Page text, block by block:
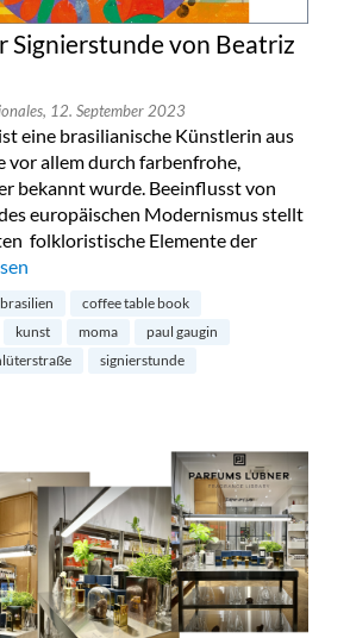
Signierstunde von Beatriz
12. September 2023
eine brasilianische Künstlerin aus
vor allem durch farbenfrohe,
bekannt wurde. Beeinflusst von
europäischen Modernismus stellt
folkloristische Elemente der
zur Signierstunde von Beatriz Milhazes“
brasilien
coffee table book
kunst moma
paul gaugin
signierstunde